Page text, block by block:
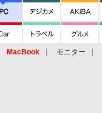
MacBook モニター